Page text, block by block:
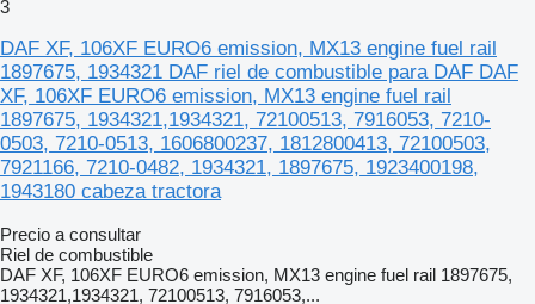
Є можливість БЕЗКОШТОВНО отримати товар в мережі
партнерських магазинів Strans по Україні: Біла Церква,
Вознесенськ, Вінниця, Дніпро, Житомир, Івано-Франківськ,
Іршава, Запоріжжя, Звягель, Київ, Ковель, Кременчук,
Луцьк, Львів, Миколаїв, Мукачево, Одеса, Полтава,
Радехів, Рівне, Сарни, Тернопіль, Татарбунари, Ужгород ,
Харків, Хмельницький, Черкаси, Чернівці,Стрий, Нова
Одеса,Кропивницький,Первомайськ,Умань,Чорноморськ,Кр
ивий Ріг, Золочів, Зимна Вода, Чернігів, с. Черляни
Спосіб оплати: накладений платіж, на карту ПриватБанк, на
розрахунки реквізити ФОП, Пром-оплата, безготівка з ПДВ
(уточнюйте ціну та умови перед замовленням у менеджера)
Гарантія: від 14 днів до 1 року.
3
DAF XF, 106XF EURO6 emission, MX13 engine fuel rail
1897675, 1934321 DAF riel de combustible para DAF DAF
XF, 106XF EURO6 emission, MX13 engine fuel rail
1897675, 1934321,1934321, 72100513, 7916053, 7210-
0503, 7210-0513, 1606800237, 1812800413, 72100503,
7921166, 7210-0482, 1934321, 1897675, 1923400198,
1943180 cabeza tractora
Precio a consultar
Riel de combustible
DAF XF, 106XF EURO6 emission, MX13 engine fuel rail 1897675,
1934321,1934321, 72100513, 7916053,...